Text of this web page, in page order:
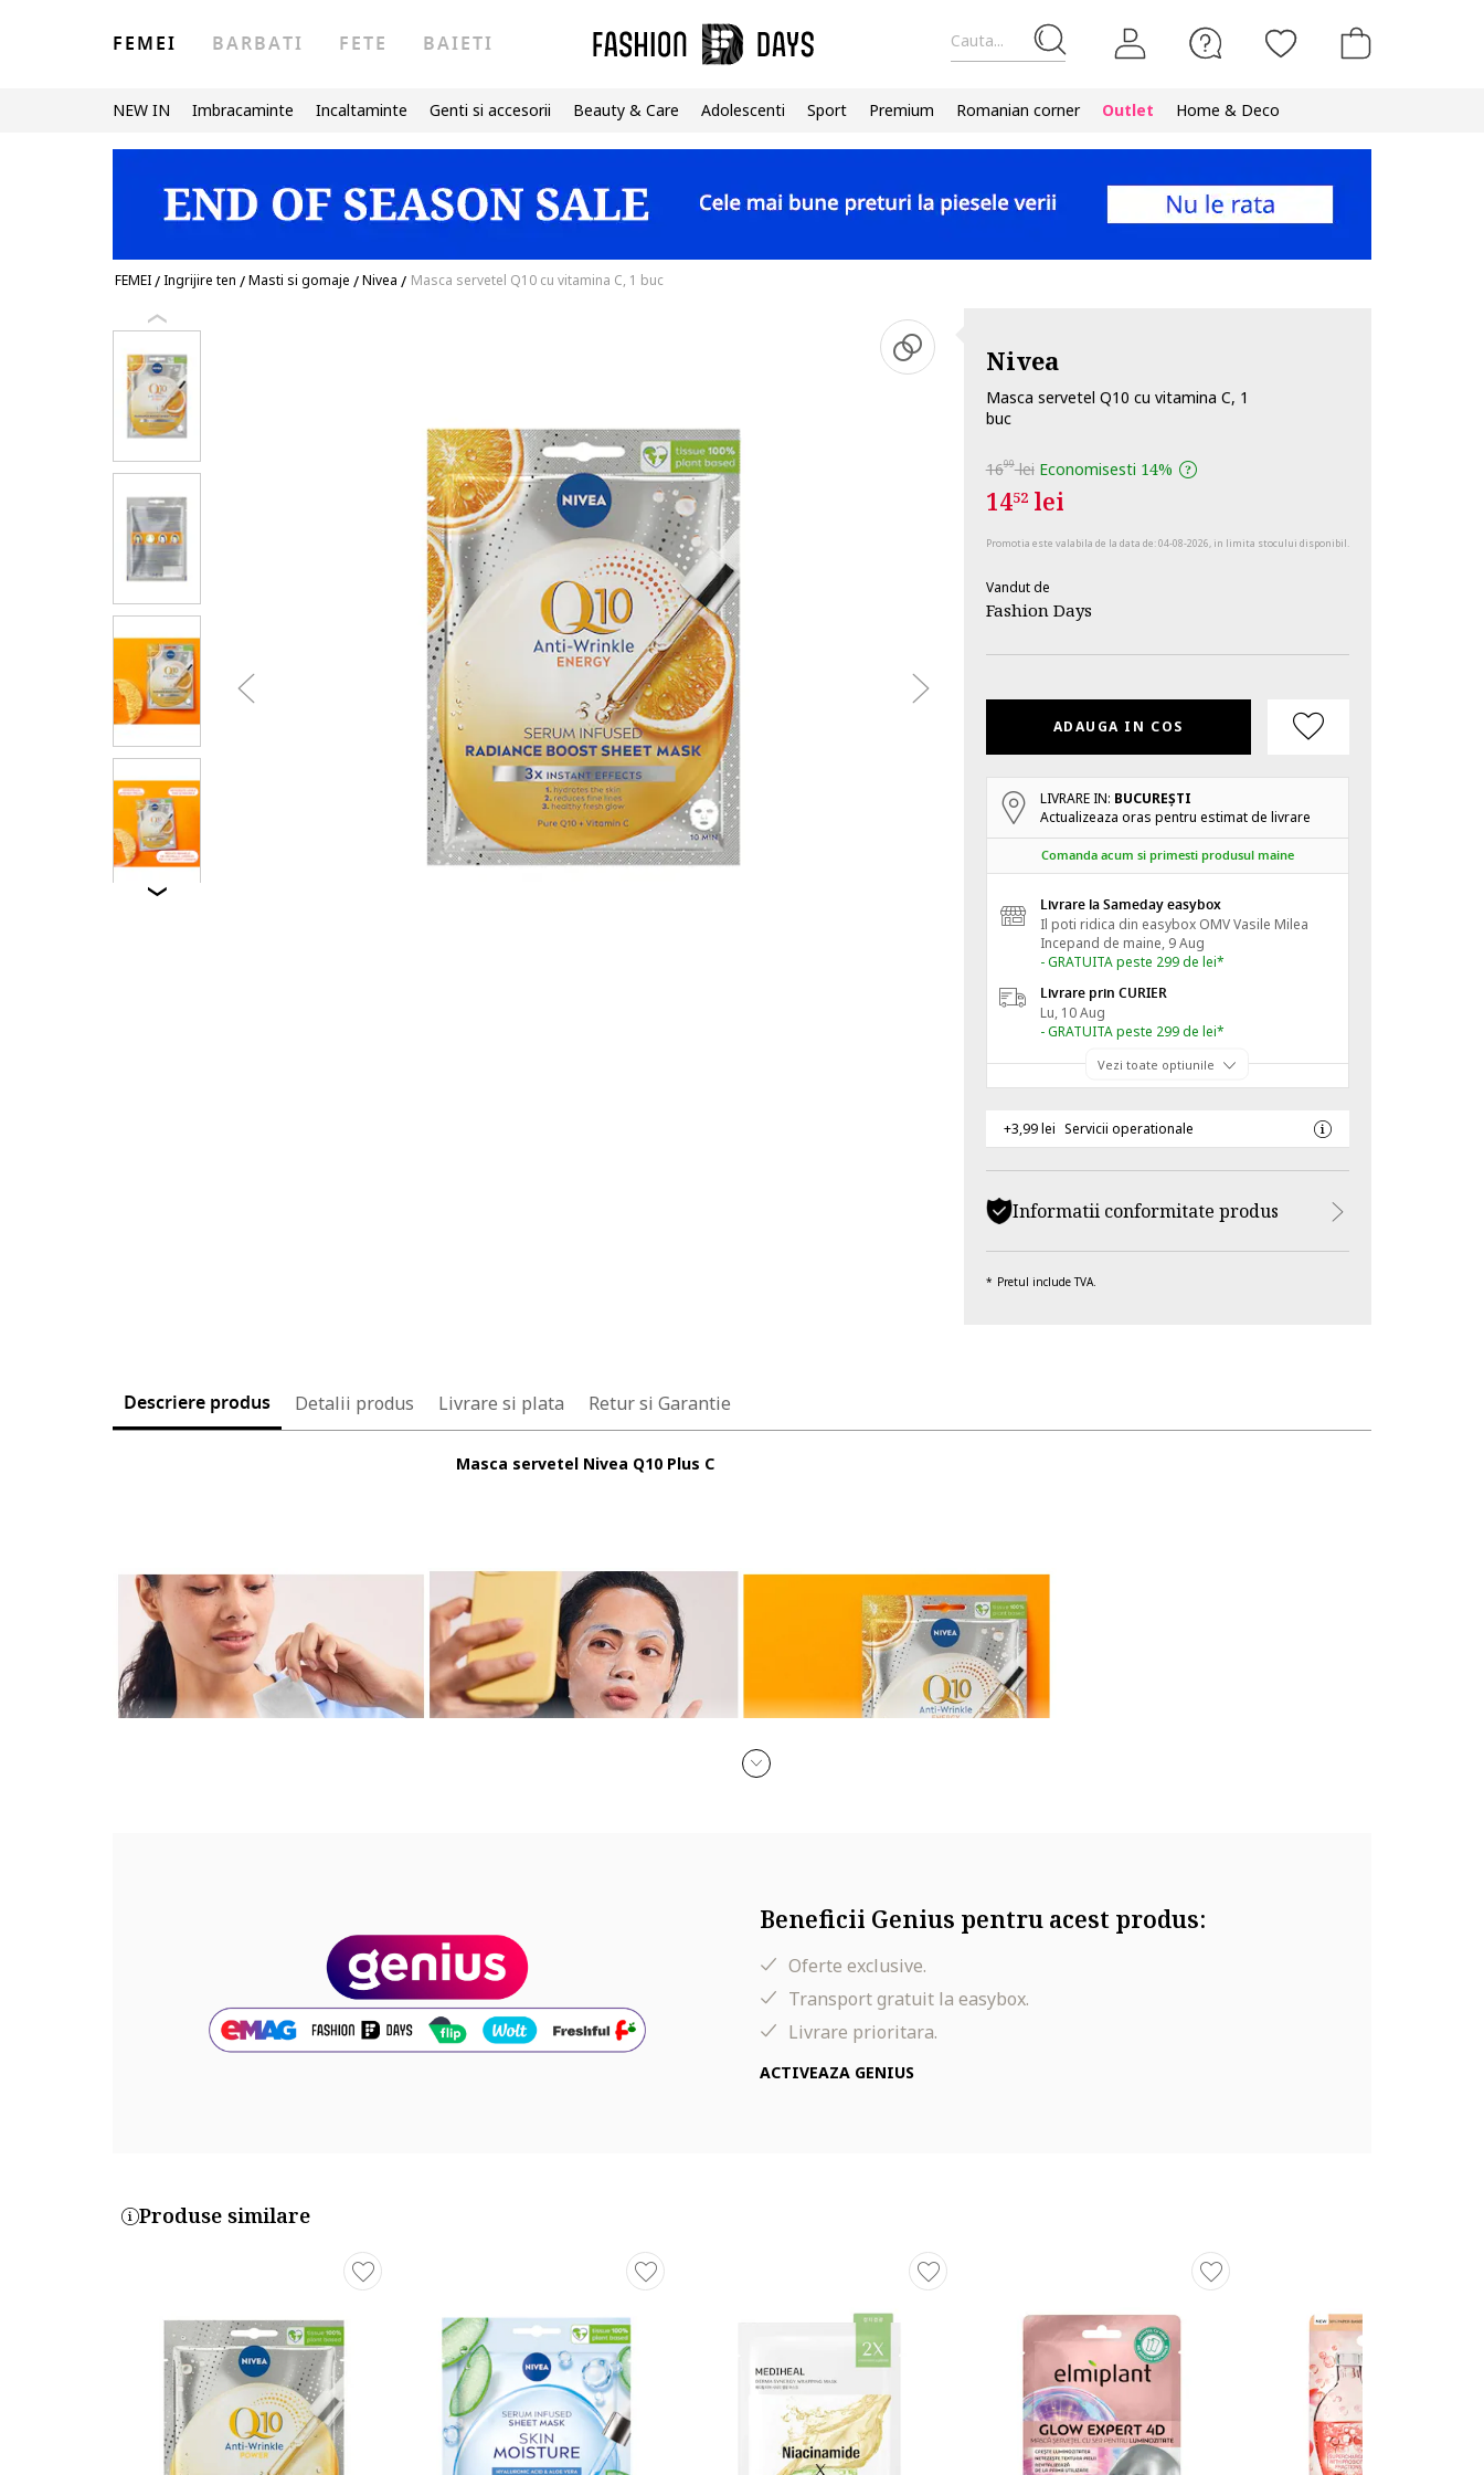
Cauta...
FEMEI BARBATI FETE BAIETI
NEW IN Imbracaminte Incaltaminte Genti si accesorii Beauty & Care Adolescenti Sport Premium Romanian corner Outlet Home & Deco
FEMEI/Ingrijire ten /Masti si gomaje /Nivea / Masca servetel Q10 cu vitamina C, 1 buc
Nivea
Masca servetel Q10 cu vitamina C, 1
buc
1699lei Economisesti 14%
1452lei
Promotia este valabila de la data de:04-08-2026, in limita stocului disponibil.
Vandut de
Fashion Days
ADAUGA IN COS
LIVRARE IN: BUCUREŞTI
Actualizeaza oras pentru estimat de livrare
Comanda acum si primesti produsul maine
Livrare la Sameday easybox
Il poti ridica din easybox OMV Vasile Milea
Incepand de maine, 9 Aug
- GRATUITA peste 299 de lei*
Livrare prin CURIER
Lu, 10 Aug
- GRATUITA peste 299 de lei*
Vezi toate optiunile
+3,99 lei Servicii operationale
Informatii conformitate produs
Pretul include TVA.
Descriere produs Detalii produs Livrare si plata Retur si Garantie
Masca servetel Nivea Q10 Plus C
radiant NIVEA Q10 ENERGY, infuzata cu jumatate de sticluta de serum*! Este un tratament perfect ce hraneste pielea
instantaneu, o catifeleaza si o energizeaza, fiind imbogatita cu:
, 100% identica celei existente in piele: un puternic antioxidant natural care protejeaza pielea impotriva
agresorilor externi si energizeaza celulele
Vitamina C, care reduce semnele de oboseala sienergizeaza pielea, oferindu-i un aspect improspatat si radiant.
2. Netezeste liniile fine si ridurile
3. Reduce semnele de oboseala, oferind pielii un aspect luminos,
proaspat si sanatos
Pielea se simte revigorata, energizata si vizibil mai fina.
Servetel biodegradabil, 100% de origine vegetala
Beneficii Genius pentru acest produs:
Oferte exclusive.
Transport gratuit la easybox.
Livrare prioritara.
ACTIVEAZA GENIUS
Produse similare